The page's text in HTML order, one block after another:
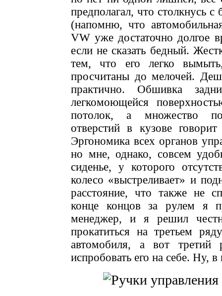
предполагал, что столкнусь
(напомню, что
VW уже достаточно долгое
если не сказать бедный.
тем, что его легко
просчитаны до мелочей.
практично. Обшивка
легкомоющейся
потолок, а множество
отверстий в кузове
Эргономика всех органов
но мне, однако, совсем
сиденье, у которого
колесо «выстреливает» и
расстояние, что также не
конце концов за рулем я
менеджер, и я решил
прокатиться на третьем
автомобиля, а вот третий
испробовать его на себе. Ну, в